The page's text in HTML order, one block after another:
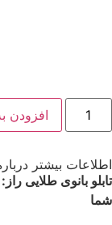
افزودن
اطلاعات بیشتر
تابلو بانوی طلایی
شما